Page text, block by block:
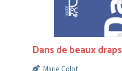
Dans de beaux draps
Marie Colot